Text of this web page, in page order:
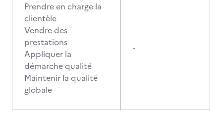
Prendre en charge la
clientèle
Vendre des
prestations
Appliquer la
démarche qualité
Maintenir la qualité
globale
-